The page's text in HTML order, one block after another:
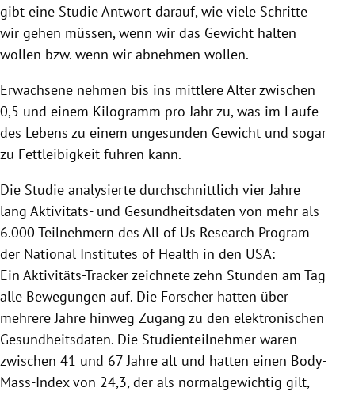
gibt eine Studie Antwort darauf, wie viele Schritte
wir gehen müssen, wenn wir das Gewicht halten
wollen bzw. wenn wir abnehmen wollen.
Erwachsene nehmen bis ins mittlere Alter zwischen
0,5 und einem Kilogramm pro Jahr zu, was im Laufe
des Lebens zu einem ungesunden Gewicht und sogar
zu Fettleibigkeit führen kann.
Die Studie analysierte durchschnittlich vier Jahre
lang Aktivitäts- und Gesundheitsdaten von mehr als
6.000 Teilnehmern des All of Us Research Program
der National Institutes of Health in den USA:
Ein Aktivitäts-Tracker zeichnete zehn Stunden am Tag
alle Bewegungen auf. Die Forscher hatten über
mehrere Jahre hinweg Zugang zu den elektronischen
Gesundheitsdaten. Die Studienteilnehmer waren
zwischen 41 und 67 Jahre alt und hatten einen Body-
Mass-Index von 24,3, der als normalgewichtig gilt,